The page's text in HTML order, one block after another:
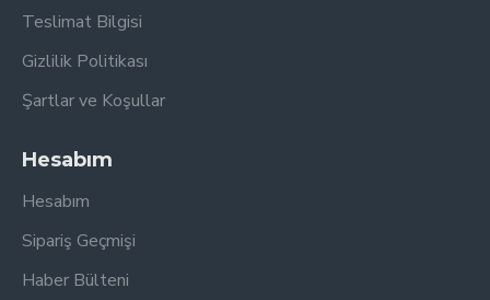
Teslimat Bilgisi
Gizlilik Politikası
Şartlar ve Koşullar
Hesabım
Hesabım
Sipariş Geçmişi
Haber Bülteni